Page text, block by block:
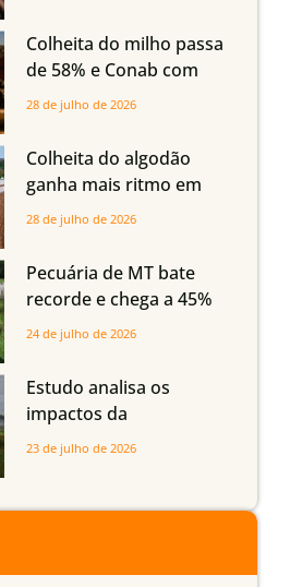
em Mato Grosso, aponta
Imea
Colheita do milho passa
de 58% e Conab com
boas produtividades em
quedas em Tocantins,
Maranhão e Piauí
28 de julho de 2026
Colheita do algodão
ganha mais ritmo em
Mato Grosso, Mato
Maranhão
28 de julho de 2026
Pecuária de MT bate
recorde e chega a 45%
dos bovinos abatidos
24 de julho de 2026
Estudo analisa os
impactos da
infraestrutura logística
do Sul
23 de julho de 2026